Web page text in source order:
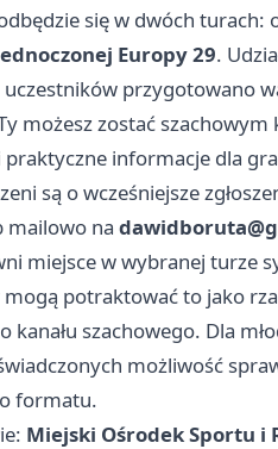
się w dwóch turach:
Europy 29.
uczestników przygotowano
możesz zostać szachowym
praktyczne informacje dla
są o wcześniejsze
mailowo na
miejsce w wybranej turze
mogą potraktować to jako
kanału szachowego. Dla
możliwość
formatu.
Miejski Ośrodek Sportu i